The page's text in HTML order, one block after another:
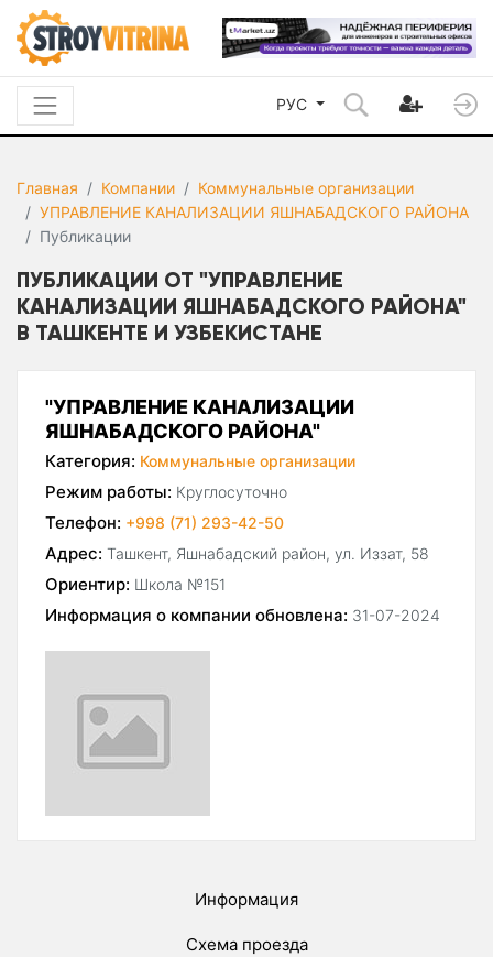
РУС
Главная Компании
Коммунальные организации
УПРАВЛЕНИЕ КАНАЛИЗАЦИИ ЯШНАБАДСКОГО РАЙОНА
Публикации
ПУБЛИКАЦИИ ОТ "УПРАВЛЕНИЕ
КАНАЛИЗАЦИИ ЯШНАБАДСКОГО РАЙОНА"
В ТАШКЕНТЕ И УЗБЕКИСТАНЕ
"УПРАВЛЕНИЕ КАНАЛИЗАЦИИ
ЯШНАБАДСКОГО РАЙОНА"
Категория: Коммунальные организации
Режим работы: Круглосуточно
Телефон: +998 (71) 293-42-50
Адрес: Ташкент, Яшнабадский район, ул. Иззат, 58
Ориентир: Школа №151
Информация о компании обновлена: 31-07-2024
Информация
Схема проезда